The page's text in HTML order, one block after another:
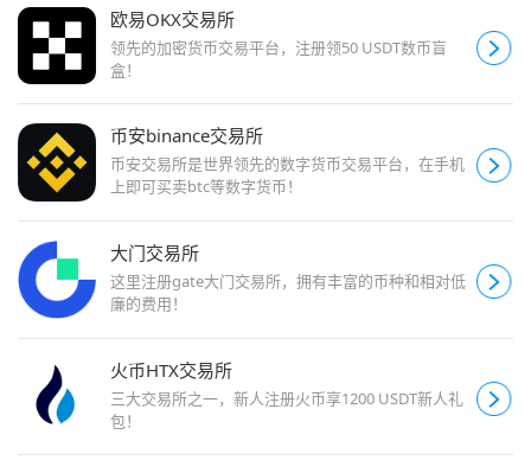
欧易OKX交易所
领先的加密货币交易平台，注册领50 USDT数币盲
盒！
币安binance交易所
币安交易所是世界领先的数字货币交易平台，在手机
上即可买卖btc等数字货币！
大门交易所
这里注册gate大门交易所，拥有丰富的币种和相对低
廉的费用！
火币HTX交易所
三大交易所之一，新人注册火币享1200 USDT新人礼
包！